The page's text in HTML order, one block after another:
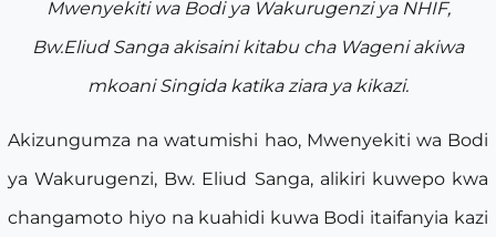
Mwenyekiti wa Bodi ya Wakurugenzi ya NHIF,
Bw.Eliud Sanga akisaini kitabu cha Wageni akiwa
mkoani Singida katika ziara ya kikazi.
Akizungumza na watumishi hao, Mwenyekiti wa Bodi
ya Wakurugenzi, Bw. Eliud Sanga, alikiri kuwepo kwa
changamoto hiyo na kuahidi kuwa Bodi itaifanyia kazi